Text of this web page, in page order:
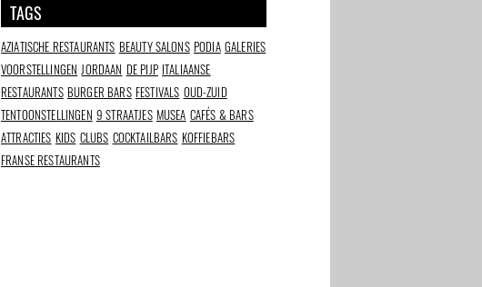
TAGS
AZIATISCHE RESTAURANTS BEAUTY SALONS PODIA GALERIES
VOORSTELLINGEN JORDAAN DE PIJP ITALIAANSE
RESTAURANTS BURGER BARS FESTIVALS OUD-ZUID
TENTOONSTELLINGEN 9 STRAATJES MUSEA CAFÉS & BARS
ATTRACTIES KIDS CLUBS COCKTAILBARS KOFFIEBARS
FRANSE RESTAURANTS